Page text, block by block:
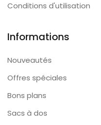
Conditions d'utilisation
Informations
Nouveautés
Offres spéciales
Bons plans
Sacs à dos